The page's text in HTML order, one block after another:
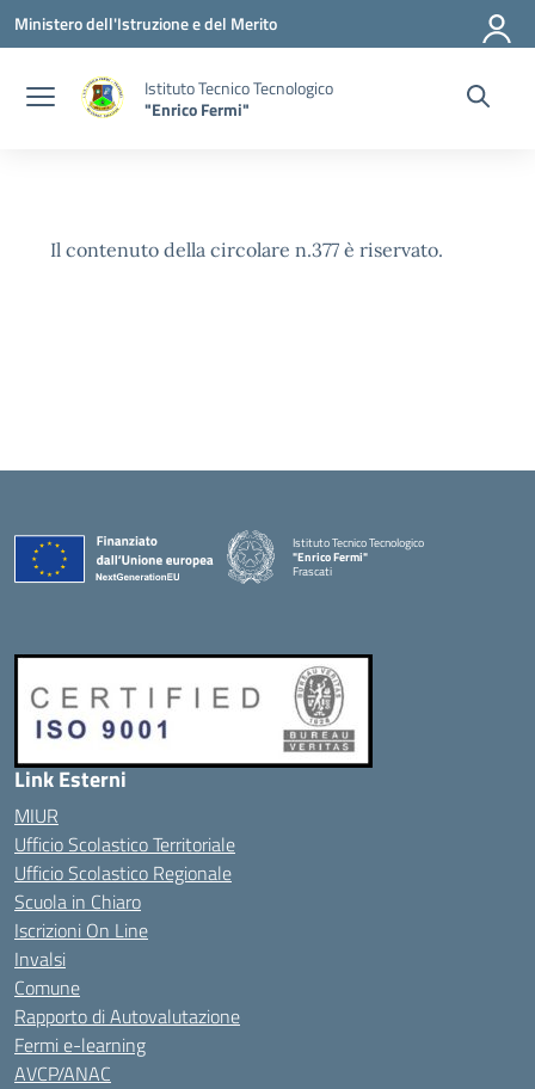
Vai ai contenuti
Vai al menu di navigazione
Vai al footer
Ministero dell'Istruzione e del Merito
Istituto Tecnico Tecnologico
"Enrico Fermi"
Il contenuto della circolare n.377 è riservato.
Istituto Tecnico Tecnologico
"Enrico Fermi"
Frascati
Link Esterni
MIUR
Ufficio Scolastico Territoriale
Ufficio Scolastico Regionale
Scuola in Chiaro
Iscrizioni On Line
Invalsi
Comune
Rapporto di Autovalutazione
Fermi e-learning
AVCP/ANAC